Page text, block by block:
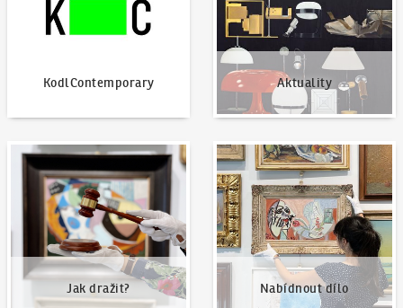
KodlContemporary Aktuality
Jak dražit?
Jak dražit?
Nabídnout dílo
Nabídnout dílo